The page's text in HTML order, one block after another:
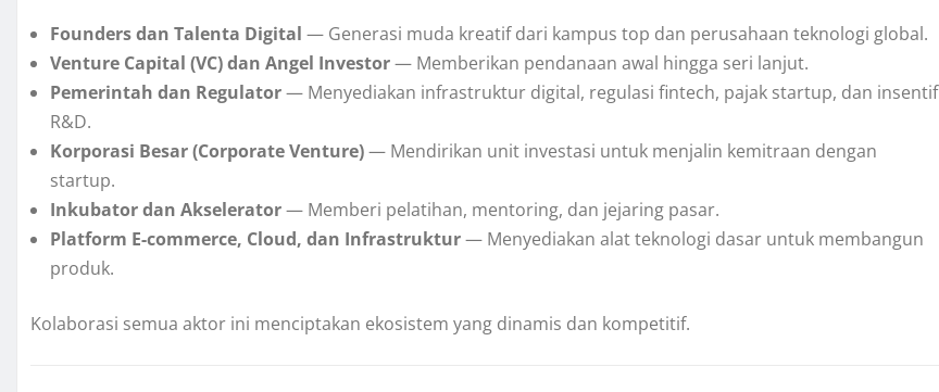
Founders dan Talenta Digital — Generasi muda kreatif dari kampus top dan perusahaan teknologi global.
Venture Capital (VC) dan Angel Investor— Memberikan pendanaan awal hingga seri lanjut.
Pemerintah dan Regulator— Menyediakan infrastruktur digital, regulasi fintech, pajak startup, dan insentif
R&D.
Korporasi Besar (Corporate Venture)— Mendirikan unit investasi untuk menjalin kemitraan dengan
startup.
Inkubator dan Akselerator— Memberi pelatihan, mentoring, dan jejaring pasar.
Platform E-commerce, Cloud, dan Infrastruktur— Menyediakan alat teknologi dasar untuk membangun
produk.
Kolaborasi semua aktor ini menciptakan ekosistem yang dinamis dan kompetitif.